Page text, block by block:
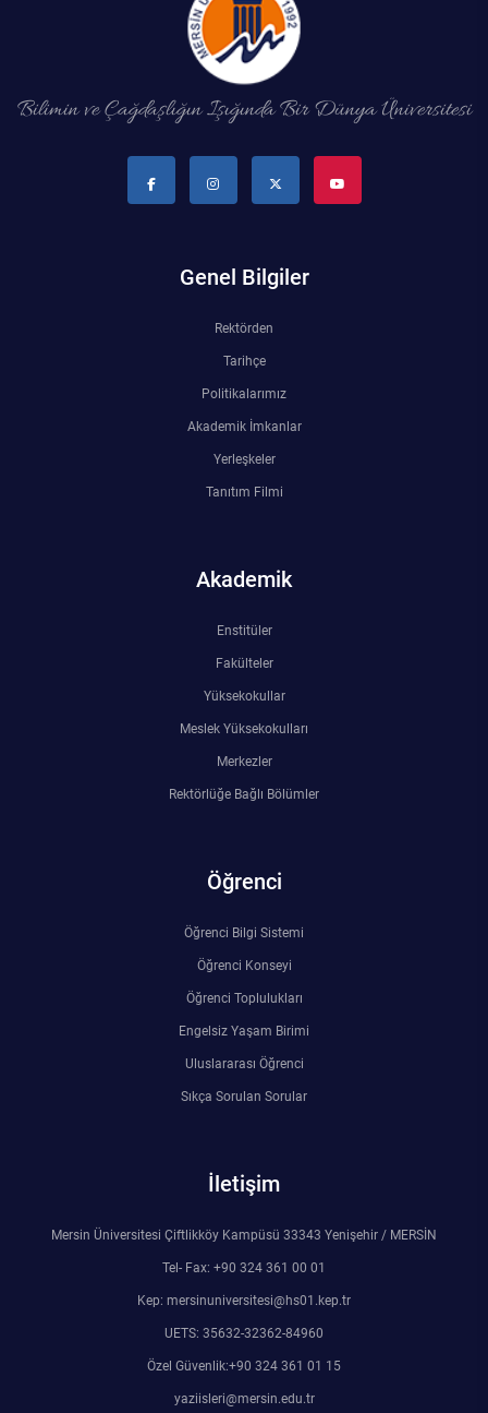
Bilimin ve Çağdaşlığın Işığında Bir Dünya Üniversitesi
Genel Bilgiler
Rektörden
Tarihçe
Politikalarımız
Akademik İmkanlar
Yerleşkeler
Tanıtım Filmi
Akademik
Enstitüler
Fakülteler
Yüksekokullar
Meslek Yüksekokulları
Merkezler
Rektörlüğe Bağlı Bölümler
Öğrenci
Öğrenci Bilgi Sistemi
Öğrenci Konseyi
Öğrenci Toplulukları
Engelsiz Yaşam Birimi
Uluslararası Öğrenci
Sıkça Sorulan Sorular
İletişim
Mersin Üniversitesi Çiftlikköy Kampüsü 33343 Yenişehir / MERSİN
Tel- Fax: +90 324 361 00 01
Kep: mersinuniversitesi@hs01.kep.tr
UETS: 35632-32362-84960
Özel Güvenlik:+90 324 361 01 15
yaziisleri@mersin.edu.tr